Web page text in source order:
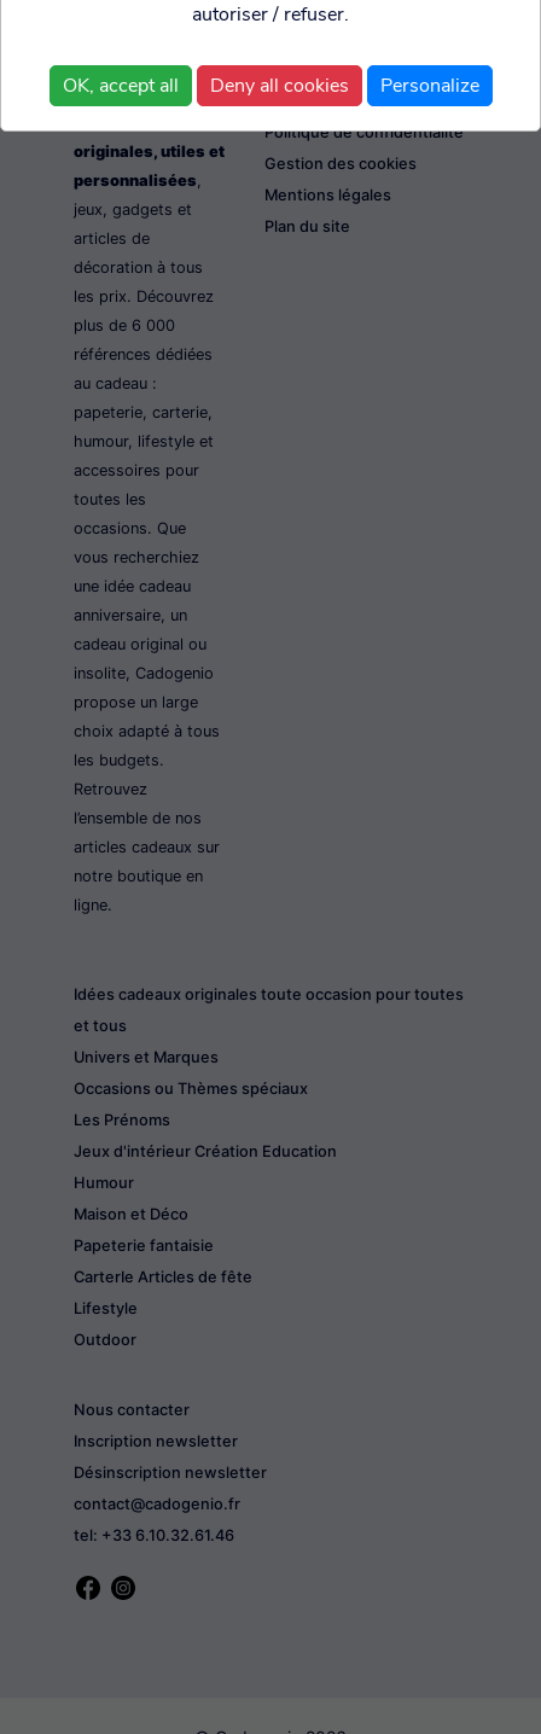
boutique
spécialisée dans
originales, utiles et
personnalisées,
jeux, gadgets et
articles de
décoration à tous
les prix. Découvrez
plus de 6 000
références dédiées
au cadeau :
papeterie, carterie,
humour, lifestyle et
accessoires pour
toutes les
occasions. Que
vous recherchiez
une idée cadeau
anniversaire, un
cadeau original ou
insolite, Cadogenio
propose un large
choix adapté à tous
les budgets.
Retrouvez
l’ensemble de nos
articles cadeaux sur
notre boutique en
ligne.
Conditions générales de
Politique de confidentialité
Gestion des cookies
Mentions légales
Plan du site
Idées cadeaux originales toute occasion pour toutes
et tous
Univers et Marques
Occasions ou Thèmes spéciaux
Les Prénoms
Jeux d'intérieur Création Education
Humour
Maison et Déco
Papeterie fantaisie
CarterIe Articles de fête
Lifestyle
Outdoor
Nous contacter
Inscription newsletter
Désinscription newsletter
contact@cadogenio.fr
tel: +33 6.10.32.61.46
autoriser / refuser.
OK, accept all Deny all cookies Personalize